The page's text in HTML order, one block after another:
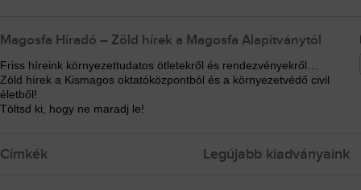
Magosfa Híradó – Zöld hírek a Magosfa Alapítványtól
Friss híreink környezettudatos ötletekről és rendezvényekről…
Zöld hírek a Kismagos oktatóközpontból és a környezetvédő civil
életből!
Töltsd ki, hogy ne maradj le!
Címkék Legújabb kiadványaink